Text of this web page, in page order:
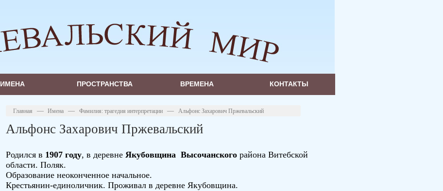
ИМЕНА ПРОСТРАНСТВА ВРЕМЕНА КОНТАКТЫ
Главная — Имена — Фамилия: трагедия интерпретации — Альфонс Захарович Пржевальский
Альфонс Захарович Пржевальский
Родился в 1907 году, в деревне Якубовщина Высочанскогорайона Витебской
области. Поляк.
Образование неоконченное начальное.
Крестьянин-единоличник. Проживал в деревне Якубовщина.